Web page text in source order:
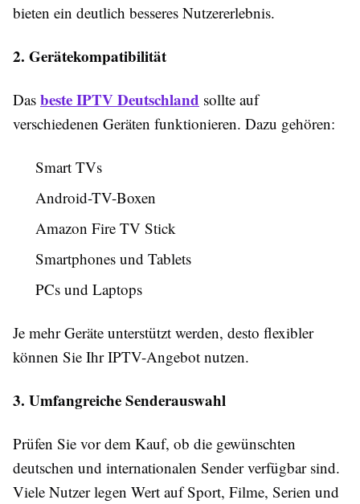
bieten ein deutlich besseres Nutzererlebnis.
2. Gerätekompatibilität
Das beste IPTV Deutschland sollte auf
verschiedenen Geräten funktionieren. Dazu gehören:
Smart TVs
Android-TV-Boxen
Amazon Fire TV Stick
Smartphones und Tablets
PCs und Laptops
Je mehr Geräte unterstützt werden, desto flexibler
können Sie Ihr IPTV-Angebot nutzen.
3. Umfangreiche Senderauswahl
Prüfen Sie vor dem Kauf, ob die gewünschten
deutschen und internationalen Sender verfügbar sind.
Viele Nutzer legen Wert auf Sport, Filme, Serien und